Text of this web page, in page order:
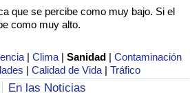
que se percibe como muy bajo. Si el
como muy alto.
|Clima |Sanidad |Contaminación
|Calidad de Vida |Tráfico
En las Noticias
por País